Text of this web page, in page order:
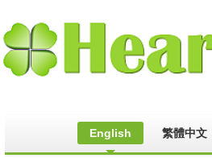
English 繁體中文